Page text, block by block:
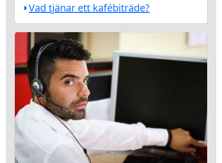
Vad tjänar ett kafébiträde?